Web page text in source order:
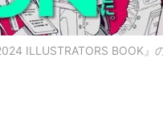
ILLUSTRATORS BOOK』